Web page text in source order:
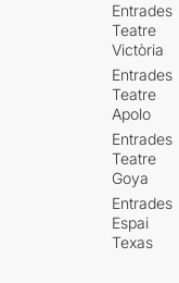
Entrades
Teatre
Victòria
Entrades
Teatre
Apolo
Entrades
Teatre
Goya
Entrades
Espai
Texas